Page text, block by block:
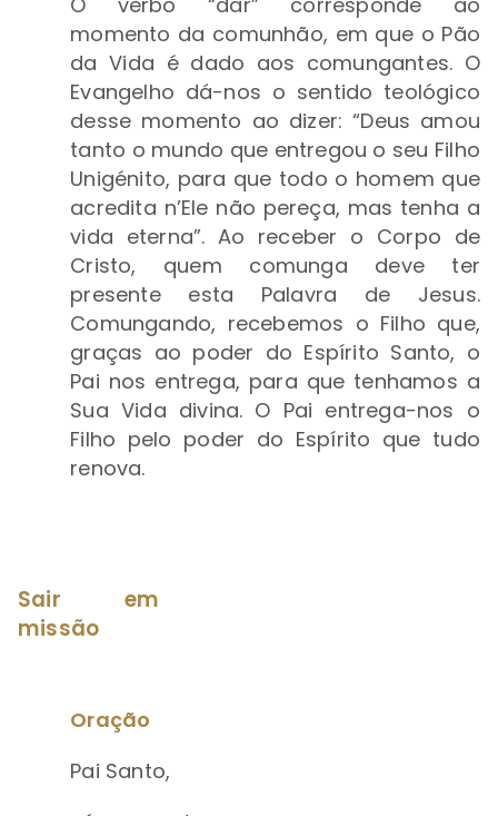
momento da comunhão, em que o Pão
da Vida é dado aos comungantes. O
Evangelho dá-nos o sentido teológico
desse momento ao dizer: “Deus amou
tanto o mundo que entregou o seu Filho
Unigénito, para que todo o homem que
acredita n’Ele não pereça, mas tenha a
vida eterna”. Ao receber o Corpo de
Cristo, quem comunga deve ter
presente esta Palavra de Jesus.
Comungando, recebemos o Filho que,
graças ao poder do Espírito Santo, o
Pai nos entrega, para que tenhamos a
Sua Vida divina. O Pai entrega-nos o
Filho pelo poder do Espírito que tudo
renova.
Sair em
missão
Oração
Pai Santo,